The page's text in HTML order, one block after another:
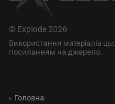
© Explode 2026
Використання матеріалів
посиланням на джерело.
Головна